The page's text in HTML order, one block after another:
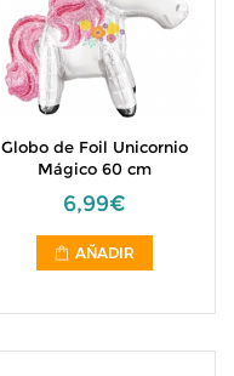
Globo de Foil Unicornio
Mágico 60 cm
6,99€
AÑADIR